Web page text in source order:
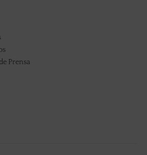
Prensa